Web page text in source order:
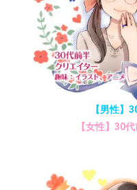
【男性】
【女性】30